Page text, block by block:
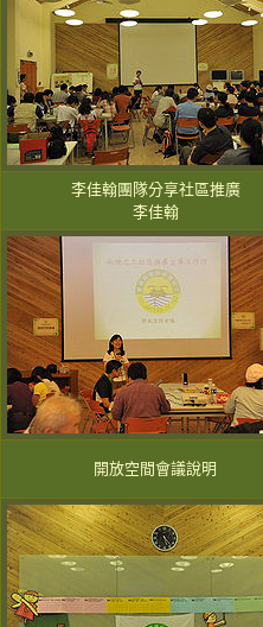
李佳翰團隊分享社區推廣
李佳翰
開放空間會議說明